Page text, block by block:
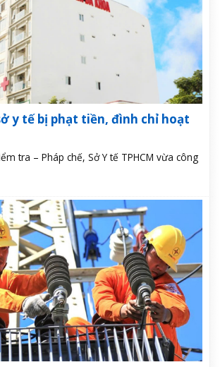
y tế bị phạt tiền, đình chỉ hoạt
tra – Pháp chế, Sở Y tế TPHCM vừa công